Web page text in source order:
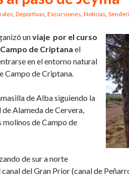
Deportivas Excursiones Noticias
unviaje por el curso
de Criptana el
en el entorno natural
Campo de Criptana.
de Alba siguiendo la
Alameda de Cervera,
de Campo de
de sur a norte
del Gran Prior (canal de